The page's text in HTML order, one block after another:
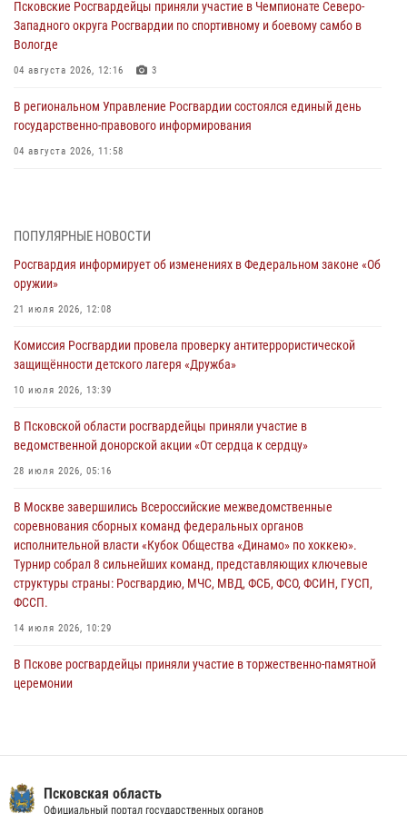
Псковские Росгвардейцы приняли участие в Чемпионате Северо-
Западного округа Росгвардии по спортивному и боевому самбо в
Вологде
04 августа 2026, 12:16 3
В региональном Управление Росгвардии состоялся единый день
государственно-правового информирования
04 августа 2026, 11:58
03 августа 2026, 17:21
21 единицу оружия изъяли Псковские росгвардейцы за неделю
03 августа 2026, 14:10
безопасности во время празднования Дня ВДВ
улицу Труда
Всероссийского конкурса профессионального мастерства среди
сотрудников вневедомственной охраны Росгвардии, Псковские
Росгвардейцы одержали победу
30 июля 2026, 05:10
ПОПУЛЯРНЫЕ НОВОСТИ
Росгвардия информирует об изменениях в Федеральном законе «Об
оружии»
21 июля 2026, 12:08
Комиссия Росгвардии провела проверку антитеррористической
защищённости детского лагеря «Дружба»
10 июля 2026, 13:39
В Псковской области росгвардейцы приняли участие в
ведомственной донорской акции «От сердца к сердцу»
28 июля 2026, 05:16
В Москве завершились Всероссийские межведомственные
соревнования сборных команд федеральных органов
исполнительной власти «Кубок Общества «Динамо» по хоккею».
Турнир собрал 8 сильнейших команд, представляющих ключевые
структуры страны: Росгвардию, МЧС, МВД, ФСБ, ФСО, ФСИН, ГУСП,
ФССП.
14 июля 2026, 10:29
В Пскове росгвардейцы приняли участие в торжественно-памятной
церемонии
13 июля 2026, 05:29
Псковская область
Официальный портал государственных органов